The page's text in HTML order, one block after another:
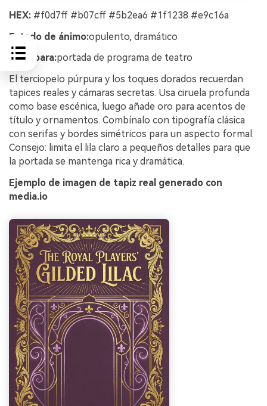
HEX: #f0d7ff #b07cff #5b2ea6 #1f1238 #e9c16a
Estado de ánimo:opulento, dramático
Ideal para:portada de programa de teatro
El terciopelo púrpura y los toques dorados recuerdan
tapices reales y cámaras secretas. Usa ciruela profunda
como base escénica, luego añade oro para acentos de
título y ornamentos. Combínalo con tipografía clásica
con serifas y bordes simétricos para un aspecto formal.
Consejo: limita el lila claro a pequeños detalles para que
la portada se mantenga rica y dramática.
Ejemplo de imagen de tapiz real generado con
media.io